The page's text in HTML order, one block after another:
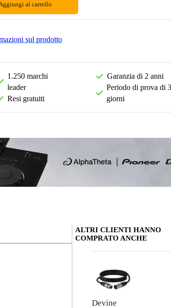
al carrello
sul prodotto
1.250 marchi
leader
Resi gratuiti
Garanzia di 2 anni
Periodo di prova di
giorni
Soprannome
ALTRI CLIENTI HANNO
COMPRATO ANCHE
Devine